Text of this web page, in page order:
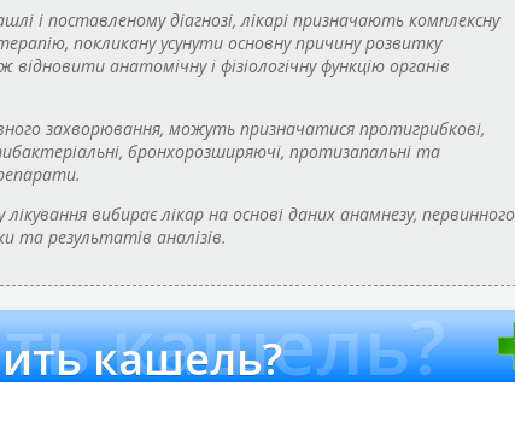
і поставленому діагнозі, лікарі призначають комплексну
покликану усунути основну причину розвитку
відновити анатомічну і фізіологічну функцію органів
захворювання, можуть призначатися протигрибкові,
бронхорозширяючі, протизапальні та
вибирає лікар на основі даних анамнезу, первинного
та результатів аналізів.
кашель?
кашель?